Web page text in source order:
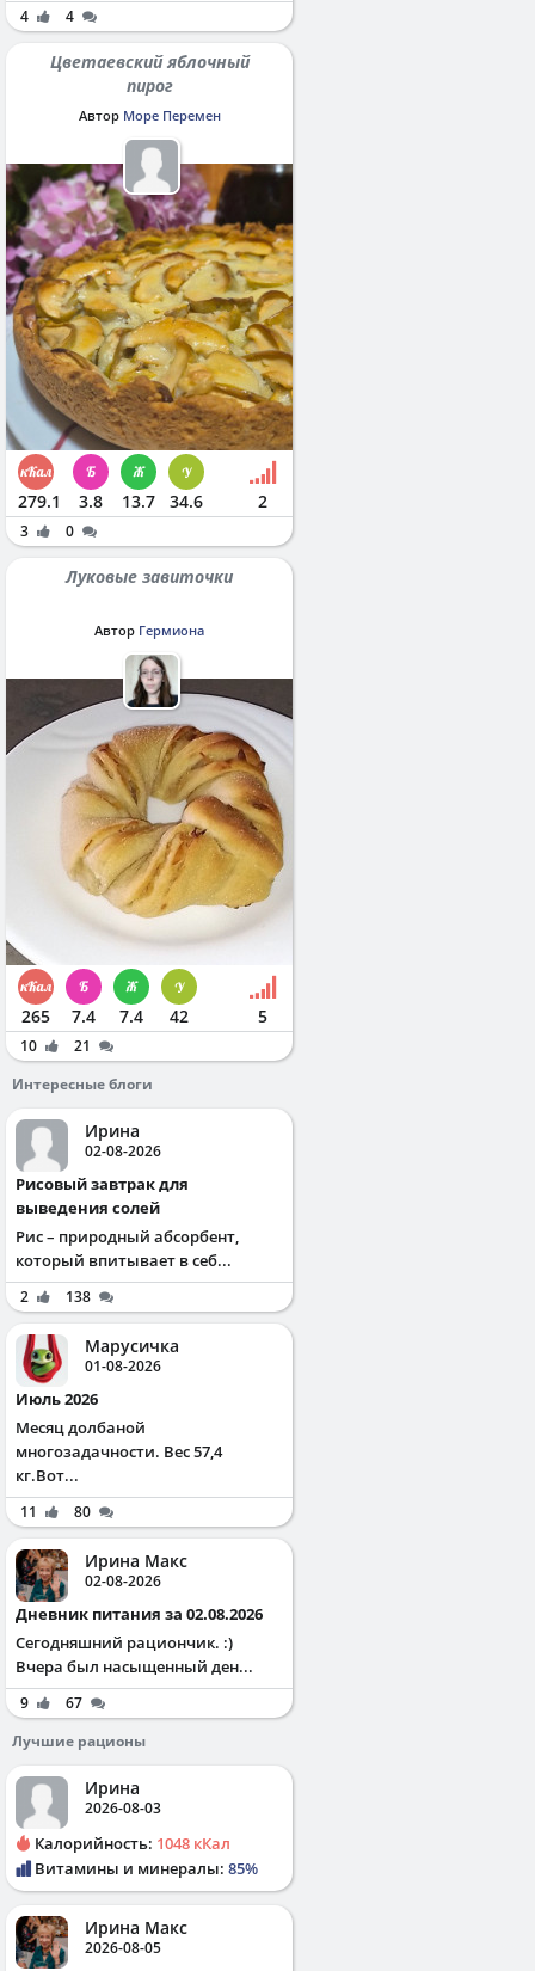
4 4
Цветаевский яблочный
пирог
Автор Море Перемен
279.1 3.8 13.7 34.6 2
3 0
Луковые завиточки
Автор Гермиона
265 7.4 7.4 42 5
10
21
Интересные блоги
Ирина
02-08-2026
Рисовый завтрак для
выведения солей
Рис – природный абсорбент,
который впитывает в себ...
2 138
Марусичка
01-08-2026
Июль 2026
Месяц долбаной
многозадачности. Вес 57,4
кг.Вот...
11 80
Ирина Макс
02-08-2026
Дневник питания за 02.08.2026
Сегодняшний рациончик. :)
Вчера был насыщенный ден...
9
67
Лучшие рационы
Ирина
2026-08-03
Калорийность: 1048 кКал
Витамины и минералы: 85%
Ирина Макс
2026-08-05